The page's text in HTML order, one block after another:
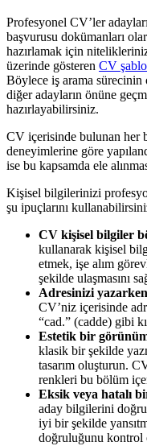
Profesyonel CV’ler
başvurusu dokümanları
hazırlamak için
üzerinde gösteren CV
Böylece iş arama sürecinin
diğer adayların önüne
hazırlayabilirsiniz.
CV içerisinde bulunan her
deneyimlerine göre
ise bu kapsamda ele
Kişisel bilgilerinizi
şu ipuçlarını
CV kişisel bilgiler
kullanarak kişisel
etmek, işe alım
şekilde ulaşmasını
Adresinizi
CV’niz içerisinde
“cad.” (cadde) gibi
Estetik bir
klasik bir şekilde
tasarım oluşturun.
renkleri bu bölüm
Eksik veya hatalı
aday bilgilerini
iyi bir şekilde
doğruluğunu kontrol